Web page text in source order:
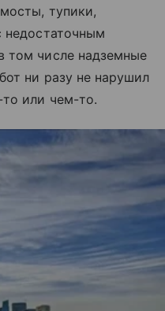
тупики,
недостаточным
том числе надземные
ни разу не нарушил
или чем-то.